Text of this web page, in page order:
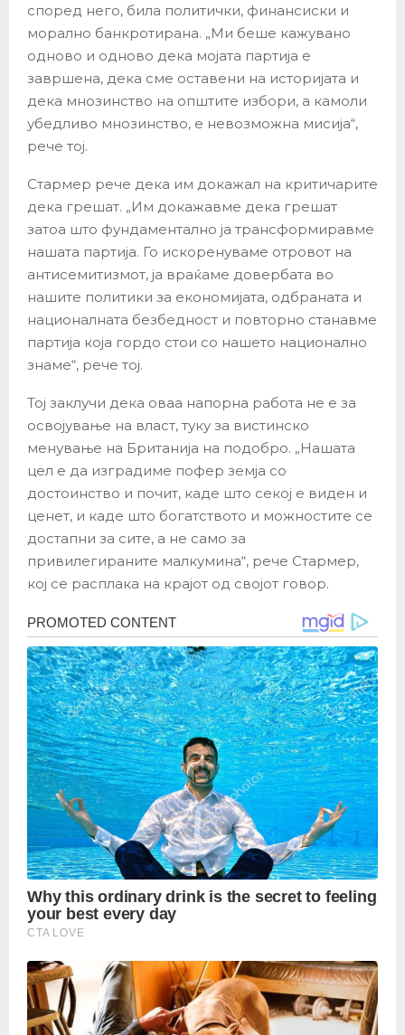
според него, била политички, финансиски и
морално банкротирана. „Ми беше кажувано
одново и одново дека мојата партија е
завршена, дека сме оставени на историјата и
дека мнозинство на општите избори, а камоли
убедливо мнозинство, е невозможна мисија“,
рече тој.
Стармер рече дека им докажал на критичарите
дека грешат. „Им докажавме дека грешат
затоа што фундаментално ја трансформиравме
нашата партија. Го искоренуваме отровот на
антисемитизмот, ја враќаме довербата во
нашите политики за економијата, одбраната и
националната безбедност и повторно станавме
партија која гордо стои со нашето национално
знаме“, рече тој.
Тој заклучи дека оваа напорна работа не е за
освојување на власт, туку за вистинско
менување на Британија на подобро. „Нашата
цел е да изградиме пофер земја со
достоинство и почит, каде што секој е виден и
ценет, и каде што богатството и можностите се
достапни за сите, а не само за
привилегираните малкумина“, рече Стармер,
кој се расплака на крајот од својот говор.